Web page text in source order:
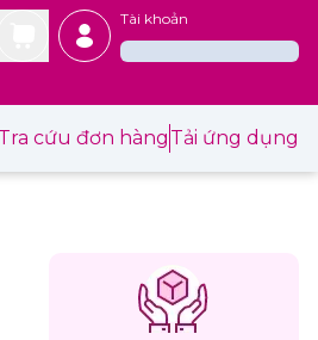
Tài khoản
Tra cứu đơn hàng Tải ứng dụng